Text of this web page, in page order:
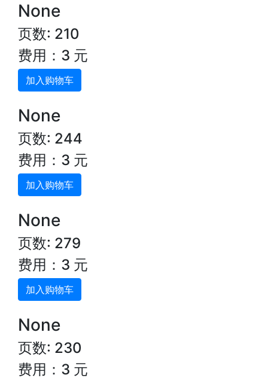
None
页数: 210
费用：3 元
加入购物车
None
页数: 244
费用：3 元
加入购物车
None
页数: 279
费用：3 元
加入购物车
None
页数: 230
费用：3 元